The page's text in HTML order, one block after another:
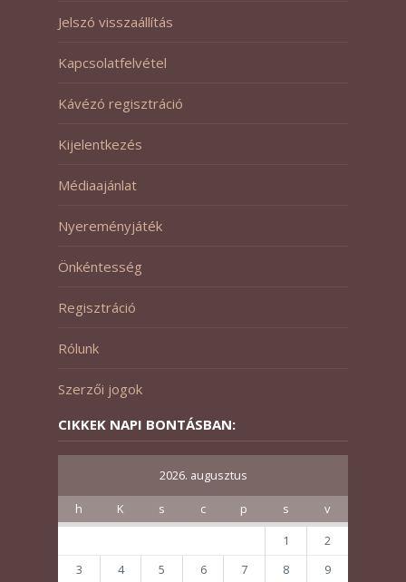
Jelszó visszaállítás
Kapcsolatfelvétel
Kávézó regisztráció
Kijelentkezés
Médiaajánlat
Nyereményjáték
Önkéntesség
Regisztráció
Rólunk
Szerzői jogok
CIKKEK NAPI BONTÁSBAN:
2026. augusztus
h K s c p s
v
1
2
3
4 5 6 7 8 9